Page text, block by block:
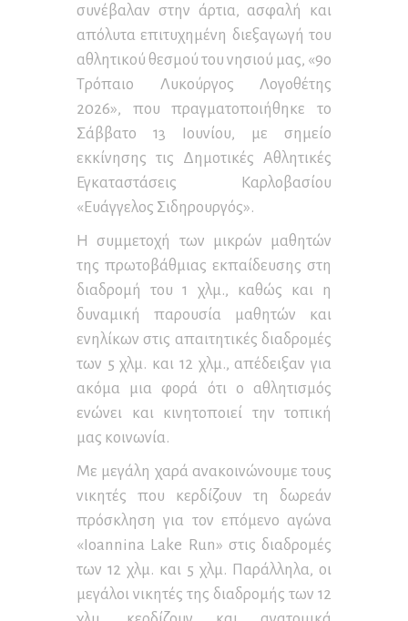
συνέβαλαν στην άρτια, ασφαλή και
απόλυτα επιτυχημένη διεξαγωγή του
αθλητικού θεσμού του νησιού μας, «9ο
Τρόπαιο Λυκούργος Λογοθέτης
2026», που πραγματοποιήθηκε το
Σάββατο 13 Ιουνίου, με σημείο
εκκίνησης τις Δημοτικές Αθλητικές
Εγκαταστάσεις Καρλοβασίου
«Ευάγγελος Σιδηρουργός».
Η συμμετοχή των μικρών μαθητών
της πρωτοβάθμιας εκπαίδευσης στη
διαδρομή του 1 χλμ., καθώς και η
δυναμική παρουσία μαθητών και
ενηλίκων στις απαιτητικές διαδρομές
των 5 χλμ. και 12 χλμ., απέδειξαν για
ακόμα μια φορά ότι ο αθλητισμός
ενώνει και κινητοποιεί την τοπική
μας κοινωνία.
Με μεγάλη χαρά ανακοινώνουμε τους
νικητές που κερδίζουν τη δωρεάν
πρόσκληση για τον επόμενο αγώνα
«Ioannina Lake Run» στις διαδρομές
των 12 χλμ. και 5 χλμ. Παράλληλα, οι
μεγάλοι νικητές της διαδρομής των 12